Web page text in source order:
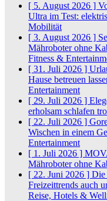
[ 5. August 2026 ]
Ultra im Test:
Mobilität
[ 3. August 2026 ]
Mähroboter ohne
Fitness &
[ 31. Juli 2026 ]
Hause betreuen
Entertainment
[ 29. Juli 2026 ]
erholsam schlafen
[ 22. Juli 2026 ]
Wischen in einem
Entertainment
[ 1. Juli 2026 ]
Mähroboter ohne
[ 22. Juni 2026 ] Die
Freizeittrends auch
Reise, Hotels &